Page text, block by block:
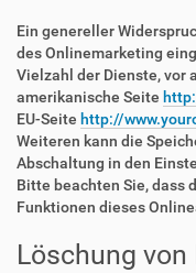
Ein genereller
des Onlinemarketing
Vielzahl der Dienste, vor
amerikanische Seite
EU-Seite http://
Weiteren kann die
Abschaltung in den
Bitte beachten Sie, dass
Funktionen dieses
Löschung von